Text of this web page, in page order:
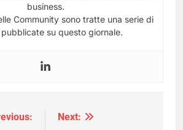
business.
Community sono tratte una serie di
pubblicate su questo giornale.
Next: